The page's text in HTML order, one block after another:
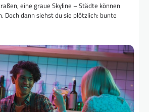
eine graue Skyline – Städte können
Doch dann siehst du sie plötzlich: bunte